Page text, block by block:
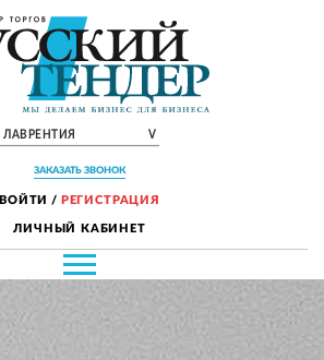
ЛАВРЕНТИЯ V
ЗАКАЗАТЬ ЗВОНОК
ВОЙТИ / РЕГИСТРАЦИЯ
ЛИЧНЫЙ КАБИНЕТ